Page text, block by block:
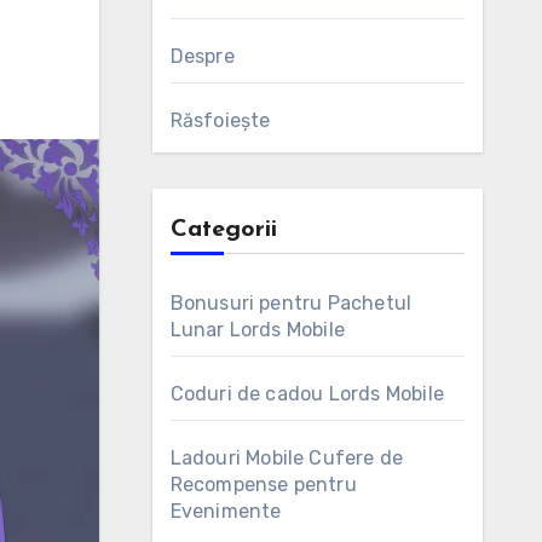
Despre
Răsfoiește
Categorii
Bonusuri pentru Pachetul
Lunar Lords Mobile
Coduri de cadou Lords Mobile
Ladouri Mobile Cufere de
Recompense pentru
Evenimente